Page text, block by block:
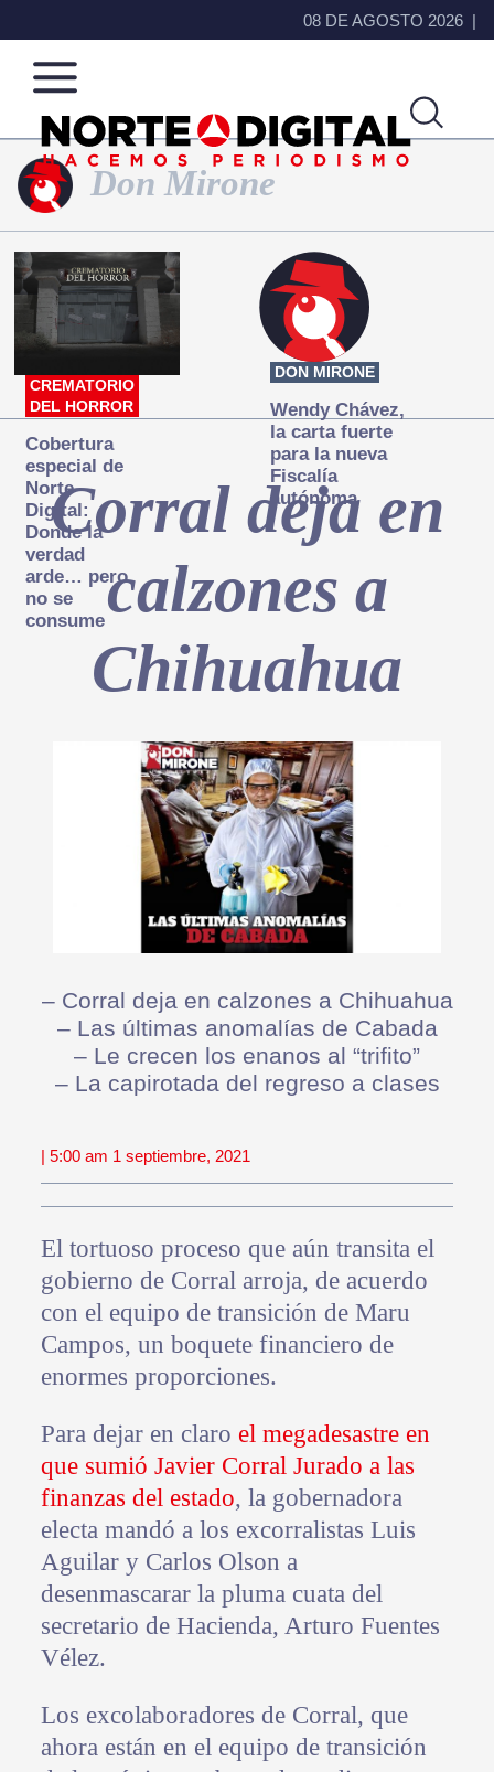
08 DE AGOSTO 2026
Norte
de
Ciudad
Juárez
Más
que
noticias,
hacemos periodismo
Don Mirone
CREMATORIO
DEL HORROR
Cobertura
especial de
Norte
Digital:
Donde la
verdad
arde… pero
no se
consume
DON MIRONE
Wendy Chávez,
la carta fuerte
para la nueva
Fiscalía
autónoma
Corral deja en
calzones a
Chihuahua
– Corral deja en calzones a Chihuahua
– Las últimas anomalías de Cabada
– Le crecen los enanos al “trifito”
– La capirotada del regreso a clases
| 5:00 am 1 septiembre, 2021
El tortuoso proceso que aún transita el
gobierno de Corral arroja, de acuerdo
con el equipo de transición de Maru
Campos, un boquete financiero de
enormes proporciones.
Para dejar en claro el megadesastre en
que sumió Javier Corral Jurado a las
finanzas del estado, la gobernadora
electa mandó a los excorralistas Luis
Aguilar y Carlos Olson a
desenmascarar la pluma cuata del
secretario de Hacienda, Arturo Fuentes
Vélez.
Los excolaboradores de Corral, que
ahora están en el equipo de transición